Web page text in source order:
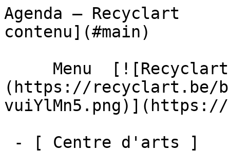
Agenda –
contenu](#main)
(https://recyclart.be/